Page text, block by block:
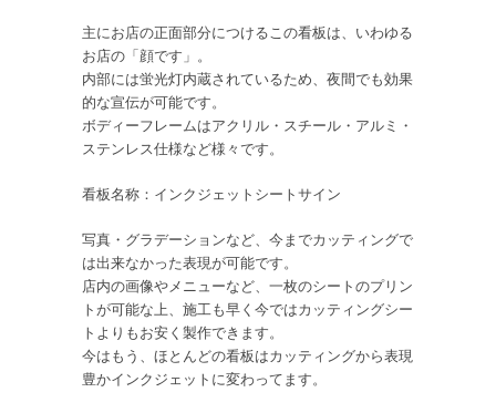
主にお店の正面部分につけるこの看板は、いわゆる
お店の「顔です」。
内部には蛍光灯内蔵されているため、夜間でも効果
的な宣伝が可能です。
ボディーフレームはアクリル・スチール・アルミ・
ステンレス仕様など様々です。
看板名称：インクジェットシートサイン
写真・グラデーションなど、今までカッティングで
は出来なかった表現が可能です。
店内の画像やメニューなど、一枚のシートのプリン
トが可能な上、施工も早く今ではカッティングシー
トよりもお安く製作できます。
今はもう、ほとんどの看板はカッティングから表現
豊かインクジェットに変わってます。